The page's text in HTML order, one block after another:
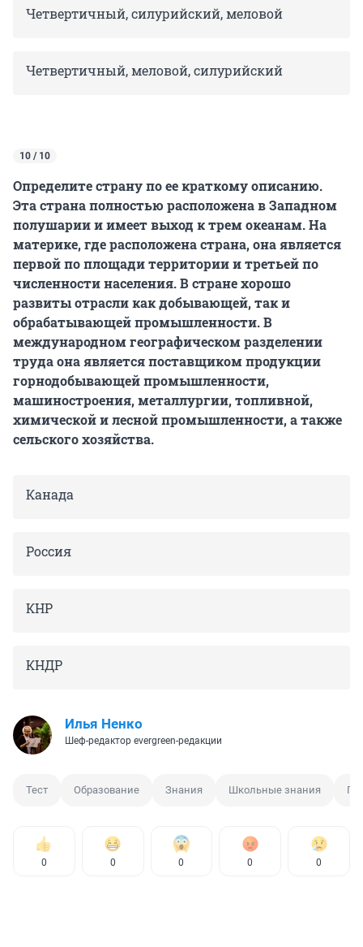
Четвертичный, силурийский, меловой
Четвертичный, меловой, силурийский
10 / 10
Определите страну по ее краткому описанию.
Эта страна полностью расположена в Западном
полушарии и имеет выход к трем океанам. На
материке, где расположена страна, она является
первой по площади территории и третьей по
численности населения. В стране хорошо
развиты отрасли как добывающей, так и
обрабатывающей промышленности. В
международном географическом разделении
труда она является поставщиком продукции
горнодобывающей промышленности,
машиностроения, металлургии, топливной,
химической и лесной промышленности, а также
сельского хозяйства.
Канада
Россия
КНР
КНДР
Илья Ненко
Шеф-редактор evergreen-редакции
Тест Образование Знания Школьные знания
0 0 0 0 0